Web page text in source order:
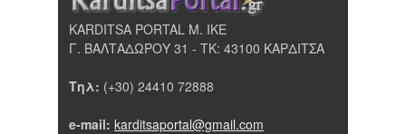
KARDITSA PORTAL Μ. ΙΚΕ
Γ. ΒΑΛΤΑΔΩΡΟΥ 31 - ΤΚ: 43100 ΚΑΡΔΙΤΣΑ
Τηλ: (+30) 24410 72888
e-mail: karditsaportal@gmail.com